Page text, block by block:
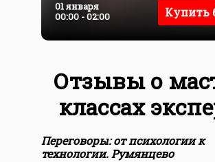
01 января
00:00 - 02:00
Купить
Отзывы о
классах
Переговоры: от психологии к
технологии. Румянцево